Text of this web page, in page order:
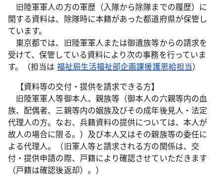
旧陸軍軍人の方の軍歴（入隊から除隊までの履歴）に
関する資料は、除隊時に本籍があった都道府県が保管し
ています。
東京都では、旧陸軍軍人または御遺族等からの請求を
受けて、保管している資料により次の事務を行っていま
す。（担当は 福祉局生活福祉部企画課援護恩給担当）
【資料等の交付・提供を請求できる方】
旧陸軍軍人等御本人、親族等（御本人の六親等内の血
族、配偶者、三親等内の姻族及びその成年後見人・法定
代理人の方。なお、兵籍資料の提供については、本人が
故人の場合に限る。）及び本人又はその親族等の委任に
よる代理人。（旧軍人等と請求される方の関係は、交
付・提供申請の際、戸籍により確認させていただきます
（戸籍は確認後返却）。）